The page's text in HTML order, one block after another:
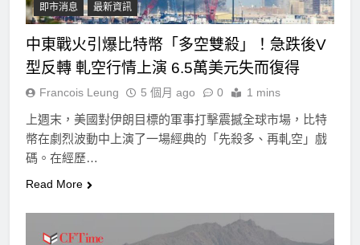
即市消息 最新資訊
中東戰火引爆比特幣「多空雙殺」！急跌後V
型反轉 軋空行情上演 6.5萬美元失而復得
Francois Leung 5 個月 ago 0 1 mins
上週末，美國對伊朗目標的軍事打擊震撼全球市場，比特
幣在劇烈波動中上演了一場經典的「先殺多、再軋空」戲
碼。在經歷…
Read More